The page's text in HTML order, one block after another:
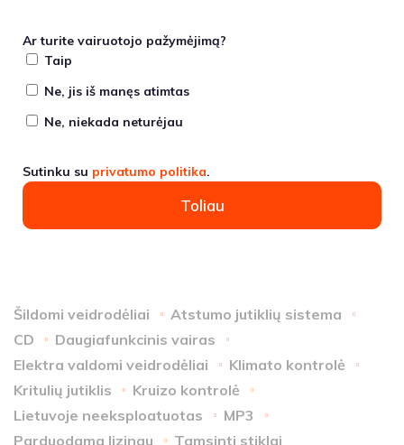
Ar turite vairuotojo pažymėjimą?
Taip
Ne, jis iš manęs atimtas
Ne, niekada neturėjau
Sutinku su privatumo politika.
Toliau
Šildomi veidrodėliai
Atstumo jutiklių sistema
CD
Daugiafunkcinis vairas
Elektra valdomi veidrodėliai
Klimato kontrolė
Kritulių jutiklis
Kruizo kontrolė
Lietuvoje neeksploatuotas
MP3
Parduodama lizingu
Tamsinti stiklai